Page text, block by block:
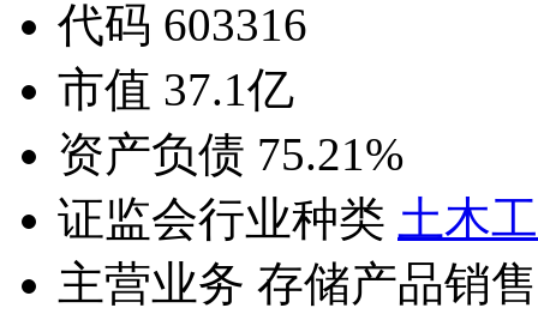
代码 603316
市值 37.1亿
资产负债 75.21%
证监会行业种类 土木
主营业务 存储产品销售